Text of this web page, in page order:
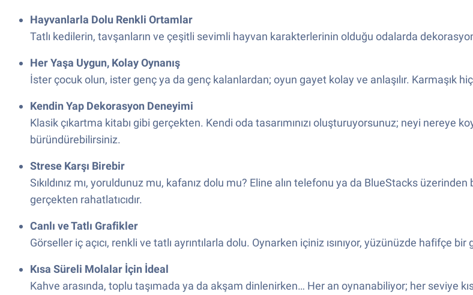
Hayvanlarla Dolu Renkli Ortamlar
Tatlı kedilerin, tavşanların ve çeşitli sevimli hayvan karakterlerinin olduğu odalarda
Her Yaşa Uygun, Kolay Oynanış
İster çocuk olun, ister genç ya da genç kalanlardan; oyun gayet kolay ve anlaşılır. Karmaşık
Kendin Yap Dekorasyon Deneyimi
Klasik çıkartma kitabı gibi gerçekten. Kendi oda tasarımınızı oluşturuyorsunuz; neyi nereye
büründürebilirsiniz.
Strese Karşı Birebir
Sıkıldınız mı, yoruldunuz mu, kafanız dolu mu? Eline alın telefonu ya da BlueStacks
gerçekten rahatlatıcıdır.
Canlı ve Tatlı Grafikler
Görseller iç açıcı, renkli ve tatlı ayrıntılarla dolu. Oynarken içiniz ısınıyor, yüzünüzde hafifçe
Kısa Süreli Molalar İçin İdeal
Kahve arasında, toplu taşımada ya da akşam dinlenirken… Her an oynanabiliyor; her seviye